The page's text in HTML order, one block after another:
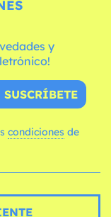
y
SUSCRÍBETE
condiciones